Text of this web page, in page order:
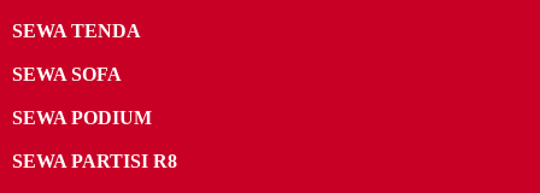
SEWA TENDA
SEWA SOFA
SEWA PODIUM
SEWA PARTISI R8